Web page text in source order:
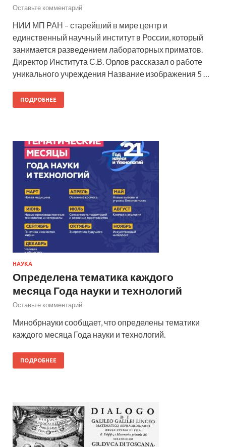
Оставьте комментарий
НИИ МП РАН – старейший в мире центр и
единственный научный институт в России, который
занимается разведением лабораторных приматов.
Директор Института С.В. Орлов рассказал о работе
уникального учреждения Название изображения 5 …
ПОДРОБНЕЕ
НАУКА
Определена тематика каждого
месяца Года науки и технологий
Оставьте комментарий
Минобрнауки сообщает, что определены тематики
каждого месяца Года науки и технологий.
ПОДРОБНЕЕ